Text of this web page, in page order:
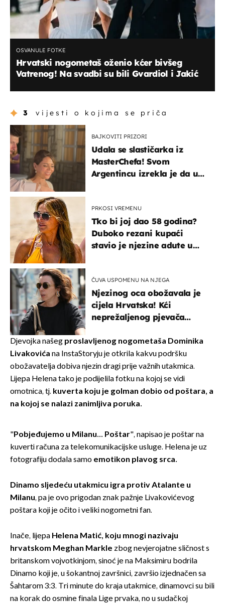
OSVANULE FOTKE
Hrvatski nogometaš oženio kćer bivšeg
Vatrenog! Na svadbi su bili Gvardiol i Jakić
3 vijesti o kojima se priča
BAJKOVITI PRIZORI
Udala se slastičarka iz
MasterChefa! Svom
Argentincu izrekla je da u
PRKOSI VREMENU
Tko bi joj dao 58 godina?
Duboko rezani kupaći
stavio je njezine adute u
ČUVA USPOMENU NA NJEGA
Njezinog oca obožavala je
cijela Hrvatska! Kći
neprežaljenog pjevača
kotača
Djevojka našeg proslavljenog nogometaša Dominika
Livakovića na InstaStoryju je otkrila kakvu podršku
obožavatelja dobiva njezin dragi prije važnih utakmica.
Lijepa Helena tako je podijelila fotku na kojoj se vidi
omotnica, tj. kuverta koju je golman dobio od poštara, a
na kojoj se nalazi zanimljiva poruka.
"Pobjeđujemo u Milanu... Poštar", napisao je poštar na
kuverti računa za telekomunikacijske usluge. Helena je uz
fotografiju dodala samo emotikon plavog srca.
Dinamo sljedeću utakmicu igra protiv Atalante u
Milanu, pa je ovo prigodan znak pažnje Livakovićevog
poštara koji je očito i veliki nogometni fan.
Inače, lijepa Helena Matić, koju mnogi nazivaju
hrvatskom Meghan Markle zbog nevjerojatne sličnost s
britanskom vojvotkinjom, sinoć je na Maksimiru bodrila
Dinamo koji je, u šokantnoj završnici, završio izjednačen sa
Šahtarom 3:3. Tri minute do kraja utakmice, dinamovci su bili
na korak do osmine finala Lige prvaka, no u sudačkoj